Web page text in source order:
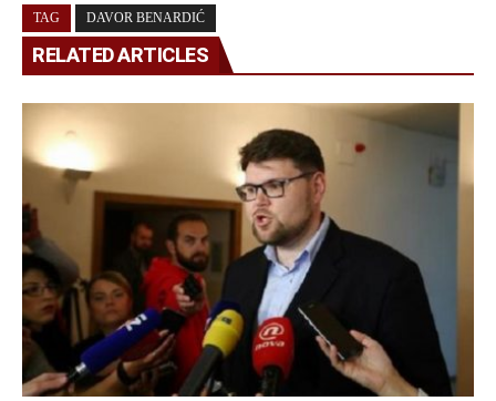
TAG DAVOR BENARDIĆ
RELATED ARTICLES